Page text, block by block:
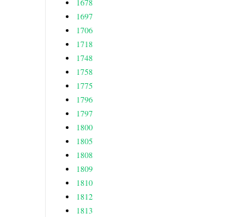
1697
1706
1718
1748
1758
1775
1796
1797
1800
1805
1808
1809
1810
1812
1813